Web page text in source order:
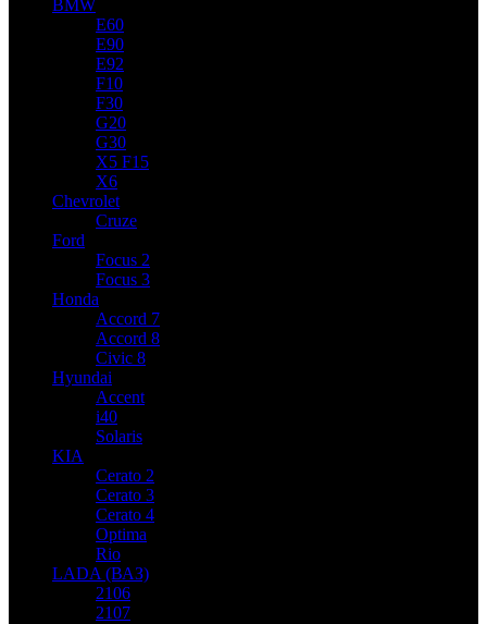
BMW
E60
E90
E92
F10
F30
G20
G30
X5 F15
X6
Chevrolet
Cruze
Ford
Focus 2
Focus 3
Honda
Accord 7
Accord 8
Civic 8
Hyundai
Accent
i40
Solaris
KIA
Cerato 2
Cerato 3
Cerato 4
Optima
Rio
LADA (ВАЗ)
2106
2107